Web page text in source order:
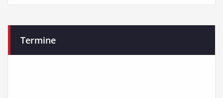
Termine